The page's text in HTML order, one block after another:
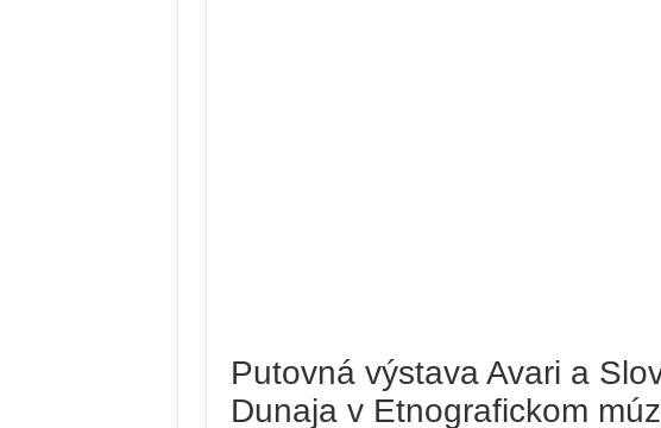
Putovná výstava Avari a
Dunaja v Etnografickom